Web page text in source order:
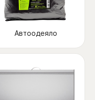
Автоодеяло